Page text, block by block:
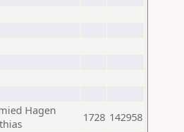
Hagen
1728 142958